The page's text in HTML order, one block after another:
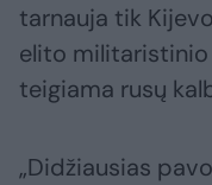
tarnauja tik
elito militaristinio
teigiama rusų
„Didžiausias